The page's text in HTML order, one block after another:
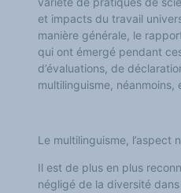
et impacts du travail
manière générale, le
qui ont émergé pendant
d’évaluations, de
multilinguisme, néanmoins,
Le multilinguisme, l’aspect
Il est de plus en plus
négligé de la diversité